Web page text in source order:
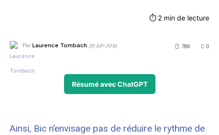
⏱ 2 min de lecture
Par Laurence Tombach 30 juin 2015 0
788
Résumé avec ChatGPT
Ainsi, Bic n’envisage pas de réduire le rythme de